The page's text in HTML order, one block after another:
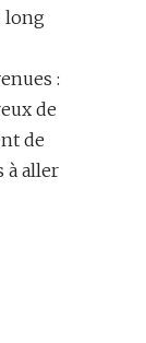
long
:
de
de
à aller